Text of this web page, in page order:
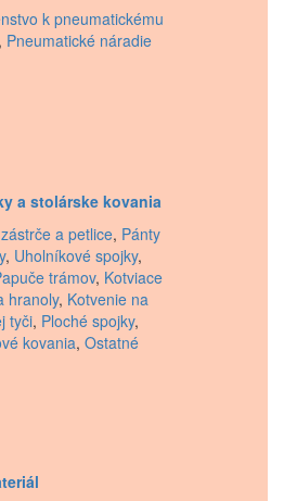
k pneumatickému
, Pneumatické náradie
a stolárske kovania
a petlice, Pánty
, Uholníkové spojky,
trámov, Kotviace
hranoly, Kotvenie na
tyči, Ploché spojky,
kovania, Ostatné